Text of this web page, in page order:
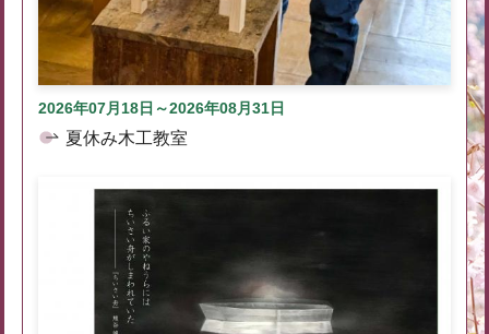
2026年07月18日～2026年08月31日
夏休み木工教室